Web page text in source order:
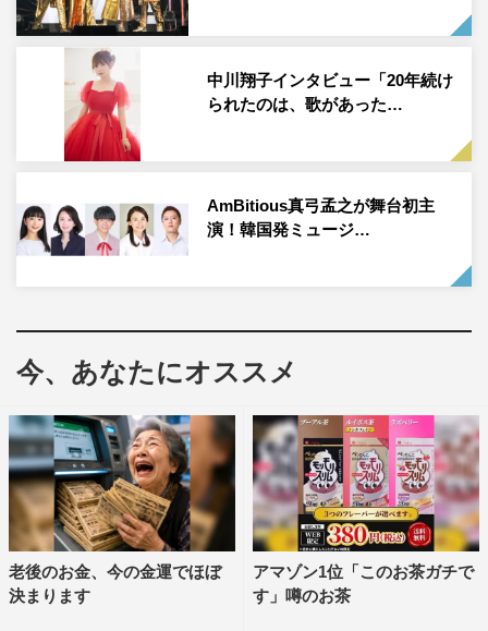
Business」（作詞：ウォーリー木下／和田俊輔 作曲：和
田俊輔）を披露。5人は舞台衣装に身をまとい、パフォー
マンスを披露。MCの井上は「皆さんのショーアップされ
たパフォーマンス、感動して楽しく見ちゃいました！」と
大絶賛した。収録を終えた5人のコメントは下記に掲載。
福田：みんな、『はやウタ』の収録してきたよ！
5人：イェーイ！
中川：楽しかった！
福田：3月27日、朝の4時15分（3月26日 深夜4時15分）
から！
辰巳：『はやウタ』、出演しましたね！
越岡：まだ収録中だから声がちっちゃくなっちゃうよね！
福田：僕たち盛り上がりすぎちゃって、収録してすぐにそ
中川翔子インタビュー「20年続け
られたのは、歌があった…
AmBitious真弓孟之が舞台初主
演！韓国発ミュージ…
今、あなたにオススメ
老後のお金、今の金運でほぼ
決まります
アマゾン1位「このお茶ガチで
す」噂のお茶